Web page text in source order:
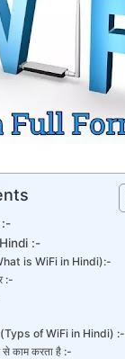
:-
:-
is WiFi in Hindi):-
:-
(Typs of WiFi in Hindi) :-
काम करता है :-